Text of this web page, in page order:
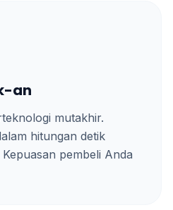
an
mutakhir.
hitungan detik
pembeli Anda